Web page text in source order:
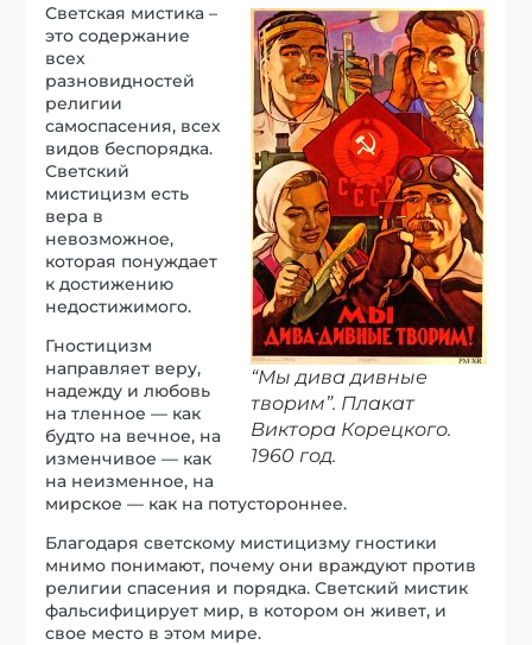
“Мы дива дивные
творим”. Плакат
Виктора Корецкого.
1960 год.
Светская мистика –
это содержание
всех
разновидностей
религии
самоспасения, всех
видов беспорядка.
Светский
мистицизм есть
вера в
невозможное,
которая понуждает
к достижению
недостижимого.
Гностицизм
направляет веру,
надежду и любовь
на тленное — как
будто на вечное, на
изменчивое — как
на неизменное, на
мирское — как на потустороннее.
Благодаря светскому мистицизму гностики
мнимо понимают, почему они враждуют против
религии спасения и порядка. Светский мистик
фальсифицирует мир, в котором он живет, и
свое место в этом мире.